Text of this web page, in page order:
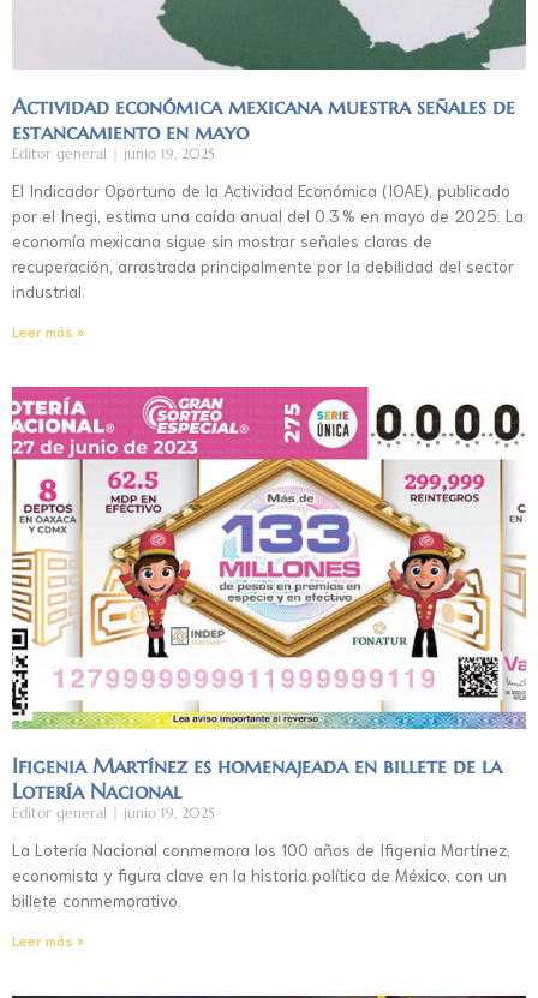
Actividad económica mexicana muestra señales de
estancamiento en mayo
Editor general junio 19, 2025
El Indicador Oportuno de la Actividad Económica (IOAE), publicado
por el Inegi, estima una caída anual del 0.3 % en mayo de 2025. La
economía mexicana sigue sin mostrar señales claras de
recuperación, arrastrada principalmente por la debilidad del sector
industrial.
Leer más »
Ifigenia Martínez es homenajeada en billete de la
Lotería Nacional
Editor general junio 19, 2025
La Lotería Nacional conmemora los 100 años de Ifigenia Martínez,
economista y figura clave en la historia política de México, con un
billete conmemorativo.
Leer más »